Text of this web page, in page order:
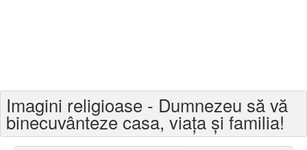
Felicitari varsta
Felicitari zilele anului
Imagini religioase - Dumnezeu să vă
binecuvânteze casa, viața și familia!